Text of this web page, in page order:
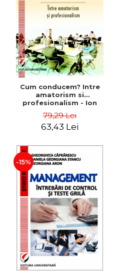
Cum conducem? Intre
amatorism si
profesionalism - Ion
79,29 Lei
63,43 Lei
-15%